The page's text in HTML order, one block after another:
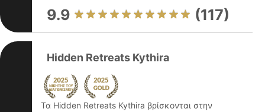
9.9 (117)
Hidden Retreats Kythira
Τα Hidden Retreats Kythira βρίσκονται στην